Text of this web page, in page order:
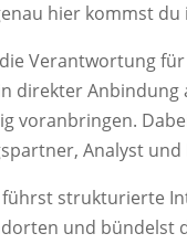
hier kommst du
Verantwortung
direkter Anbindung
voranbringen.
Analyst und
strukturierte
und bündelst